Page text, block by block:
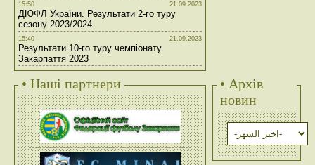
15:50 21.09.2023
ДЮФЛ України. Результати 2-го туру
сезону 2023/2024
15:40 21.09.2023
Результати 10-го туру чемпіонату
Закарпаття 2023
• Наші партнери
• Архів
новин